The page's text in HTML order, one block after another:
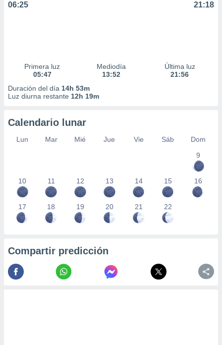
06:25 21:18
Primera luz
05:47
Mediodía
13:52
Última luz
21:56
Duración del día 14h 53m
Luz diurna restante 12h 19m
Calendario lunar
Lun Mar Mié Jue Vie Sáb
Dom
9
10 11 12 13 14 15 16
17 18 19 20 21 22
Compartir predicción